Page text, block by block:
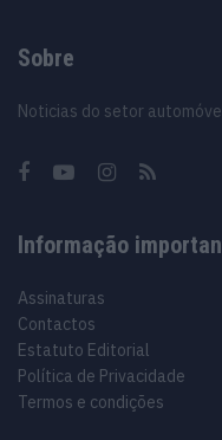
Sobre
Noticias do setor
Informação
Assinaturas
Contactos
Estatuto Editorial
Política de Privacidade
Termos e condições